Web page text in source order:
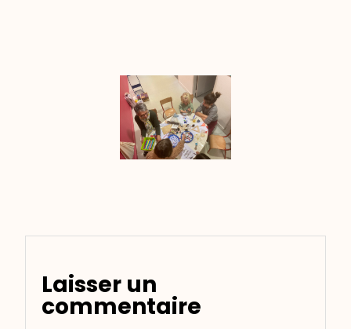
Laisser un
commentaire